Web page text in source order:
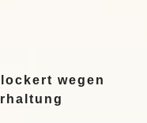
wegen